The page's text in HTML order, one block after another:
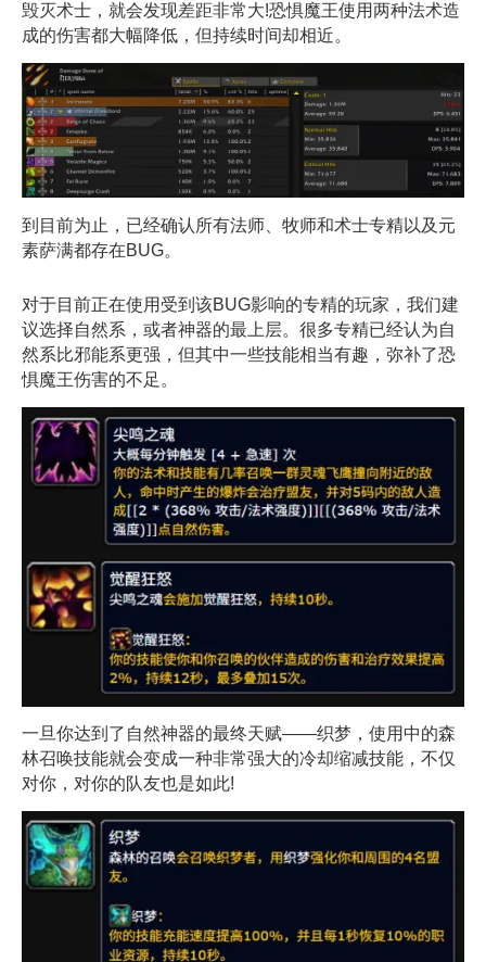
毁灭术士，就会发现差距非常大!恐惧魔王使用两种法术造
成的伤害都大幅降低，但持续时间却相近。
到目前为止，已经确认所有法师、牧师和术士专精以及元
素萨满都存在BUG。
对于目前正在使用受到该BUG影响的专精的玩家，我们建
议选择自然系，或者神器的最上层。很多专精已经认为自
然系比邪能系更强，但其中一些技能相当有趣，弥补了恐
惧魔王伤害的不足。
一旦你达到了自然神器的最终天赋——织梦，使用中的森
林召唤技能就会变成一种非常强大的冷却缩减技能，不仅
对你，对你的队友也是如此!